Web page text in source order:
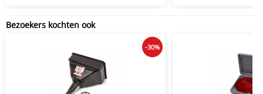
Bezoekers kochten ook
-30%